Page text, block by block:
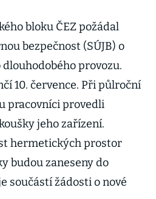
bloku ČEZ požádal
bezpečnost (SÚJB) o
provozu.
10. července. Při půlroční
pracovníci provedli
jeho zařízení.
hermetických prostor
budou zaneseny do
součástí žádosti o nové